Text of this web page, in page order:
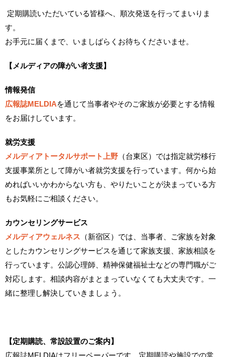
定期購読いただいている皆様へ、順次発送を行ってまいりま
す。
お手元に届くまで、いましばらくお待ちくださいませ。
【メルディアの障がい者支援】
情報発信
広報誌MELDIAを通じて当事者やそのご家族が必要とする情報
をお届けしています。
就労支援
メルディアトータルサポート上野 （台東区）では指定就労移行
支援事業所として障がい者就労支援を行っています。何から始
めればいいかわからない方も、やりたいことが決まっている方
もお気軽にご相談ください。
カウンセリングサービス
メルディアウェルネス （新宿区）では、当事者、ご家族を対象
としたカウンセリングサービスを通じて家族支援、家族相談を
行っています。公認心理師、精神保健福祉士などの専門職がご
対応します。相談内容がまとまっていなくても大丈夫です。一
緒に整理し解決していきましょう。
【定期購読、常設設置のご案内】